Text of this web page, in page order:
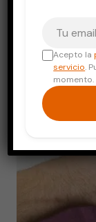
Acepto la
servicio.
momento.